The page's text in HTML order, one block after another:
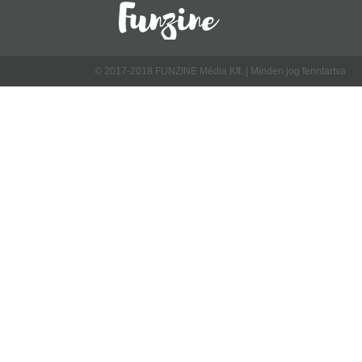
© 2017-2018 FUNZINE Média Kft. | Minden jog fenntartva